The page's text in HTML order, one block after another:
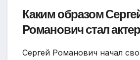
Каким образом
Романович стал
Сергей Романович начал